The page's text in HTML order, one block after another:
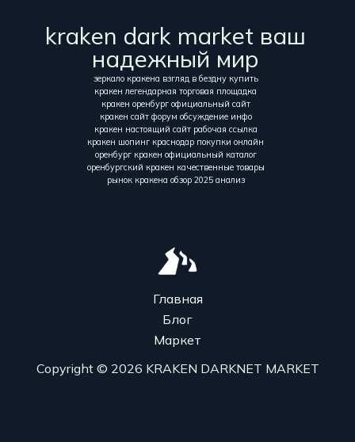
kraken dark market ваш
надежный мир
зеркало кракена взгляд в бездну купить
кракен легендарная торговая площадка
кракен оренбург официальный сайт
кракен сайт форум обсуждение инфо
кракен настоящий сайт рабочая ссылка
кракен шопинг краснодар покупки онлайн
оренбург кракен официальный каталог
оренбургский кракен качественные товары
рынок кракена обзор 2025 анализ
Главная
Блог
Маркет
Copyright © 2026 KRAKEN DARKNET MARKET